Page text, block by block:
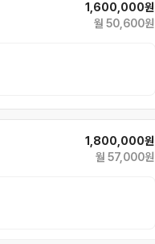
1,600,000원
월 50,600원
1,800,000원
월 57,000원